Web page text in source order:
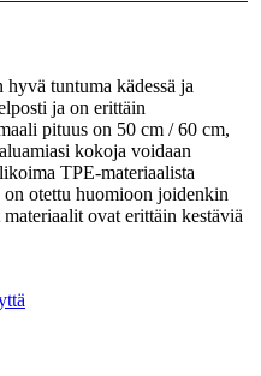
tuntuma kädessä ja
ja on erittäin
pituus on 50 cm / 60 cm,
kokoja voidaan
TPE-materiaalista
otettu huomioon joidenkin
ovat erittäin kestäviä